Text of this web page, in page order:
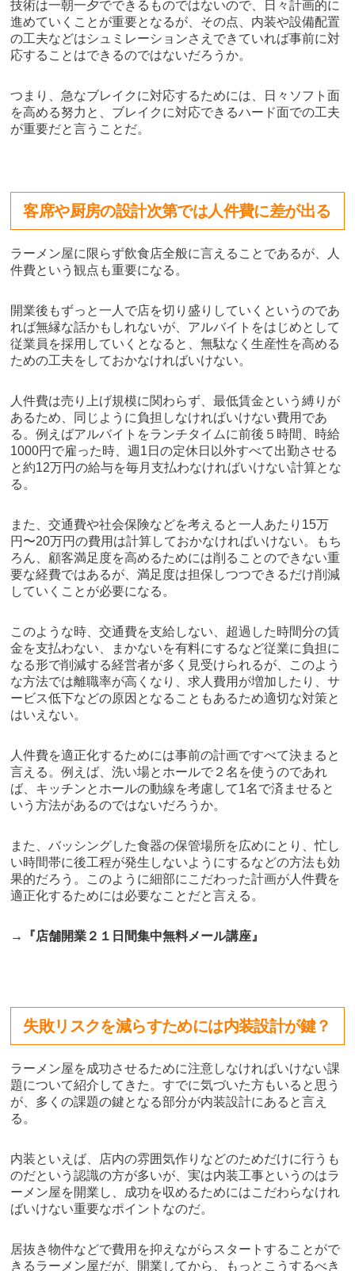
技術は一朝一夕でできるものではないので、日々計画的に
進めていくことが重要となるが、その点、内装や設備配置
の工夫などはシュミレーションさえできていれば事前に対
応することはできるのではないだろうか。
つまり、急なブレイクに対応するためには、日々ソフト面
を高める努力と、ブレイクに対応できるハード面での工夫
が重要だと言うことだ。
客席や厨房の設計次第では人件費に差が出る
ラーメン屋に限らず飲食店全般に言えることであるが、人
件費という観点も重要になる。
開業後もずっと一人で店を切り盛りしていくというのであ
れば無縁な話かもしれないが、アルバイトをはじめとして
従業員を採用していくとなると、無駄なく生産性を高める
ための工夫をしておかなければいけない。
人件費は売り上げ規模に関わらず、最低賃金という縛りが
あるため、同じように負担しなければいけない費用であ
る。例えばアルバイトをランチタイムに前後５時間、時給
1000円で雇った時、週1日の定休日以外すべて出勤させる
と約12万円の給与を毎月支払わなければいけない計算とな
る。
また、交通費や社会保険などを考えると一人あたり15万
円〜20万円の費用は計算しておかなければいけない。もち
ろん、顧客満足度を高めるためには削ることのできない重
要な経費ではあるが、満足度は担保しつつできるだけ削減
していくことが必要になる。
このような時、交通費を支給しない、超過した時間分の賃
金を支払わない、まかないを有料にするなど従業に負担に
なる形で削減する経営者が多く見受けられるが、このよう
な方法では離職率が高くなり、求人費用が増加したり、サ
ービス低下などの原因となることもあるため適切な対策と
はいえない。
人件費を適正化するためには事前の計画ですべて決まると
言える。例えば、洗い場とホールで２名を使うのであれ
ば、キッチンとホールの動線を考慮して1名で済ませると
いう方法があるのではないだろうか。
また、バッシングした食器の保管場所を広めにとり、忙し
い時間帯に後工程が発生しないようにするなどの方法も効
果的だろう。このように細部にこだわった計画が人件費を
適正化するためには必要なことだと言える。
→『店舗開業２１日間集中無料メール講座』
失敗リスクを減らすためには内装設計が鍵？
ラーメン屋を成功させるために注意しなければいけない課
題について紹介してきた。すでに気づいた方もいると思う
が、多くの課題の鍵となる部分が内装設計にあると言え
る。
内装といえば、店内の雰囲気作りなどのためだけに行うも
のだという認識の方が多いが、実は内装工事というのはラ
ーメン屋を開業し、成功を収めるためにはこだわらなけれ
ばいけない重要なポイントなのだ。
居抜き物件などで費用を抑えながらスタートすることがで
きるラーメン屋だが、開業してから、もっとこうするべき